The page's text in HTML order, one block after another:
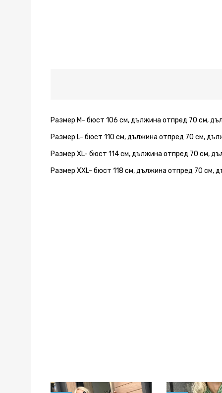
Размер M- бюст 106 см, дължина отпред 70 см,
Размер L- бюст 110 см, дължина отпред 70 см,
Размер XL- бюст 114 см, дължина отпред 70 см,
Размер XXL- бюст 118 см, дължина отпред 70 см,